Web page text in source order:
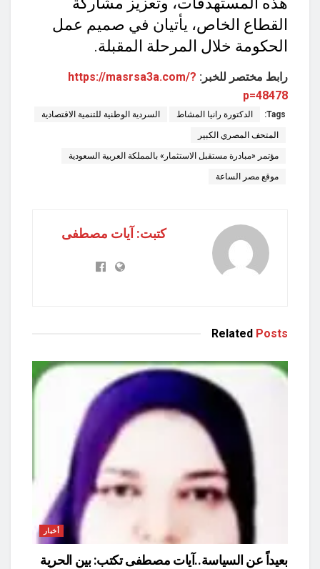
القطاع الخاص، يأتيان في صميم عمل
الحكومة خلال المرحلة المقبلة.
رابط مختصر للخبر: https://masrsa3a.com/?
p=48478
Tags: الدكتورة رانيا المشاط السردية الوطنية للتنمية الاقتصادية
المتحف المصري الكبير
مؤتمر «مبادرة مستقبل الاستثمار» بالمملكة العربية السعودية
موقع مصر الساعة
كتبت: آيات مصطفى
Related Posts
أخبار
بعيداً عن السياسة..آيات مصطفى تكتب: بين الحرية